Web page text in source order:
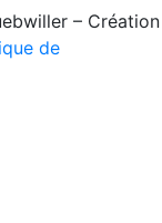
– Création
de